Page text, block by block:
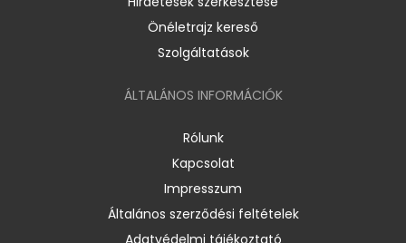
Önéletrajz kereső
Szolgáltatások
ÁLTALÁNOS INFORMÁCIÓK
Rólunk
Kapcsolat
Impresszum
Általános szerződési feltételek